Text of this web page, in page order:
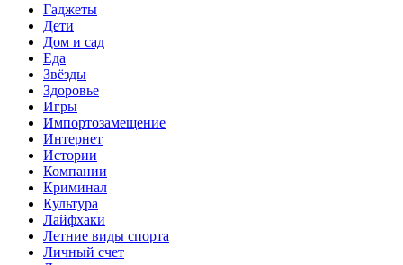
Гаджеты
Дети
Дом и сад
Еда
Звёзды
Здоровье
Игры
Импортозамещение
Интернет
Истории
Компании
Криминал
Культура
Лайфхаки
Летние виды спорта
Личный счет